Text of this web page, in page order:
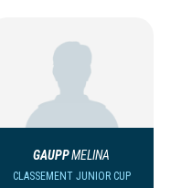
GAUPPMELINA
CLASSEMENT JUNIOR CUP